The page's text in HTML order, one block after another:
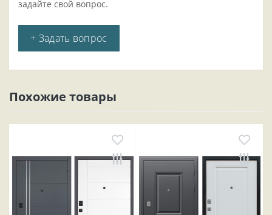
задайте свой вопрос.
+ Задать вопрос
Похожие товары